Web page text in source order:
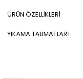
ÜRÜN ÖZELLİKLERİ
YIKAMA TALİMATLARI